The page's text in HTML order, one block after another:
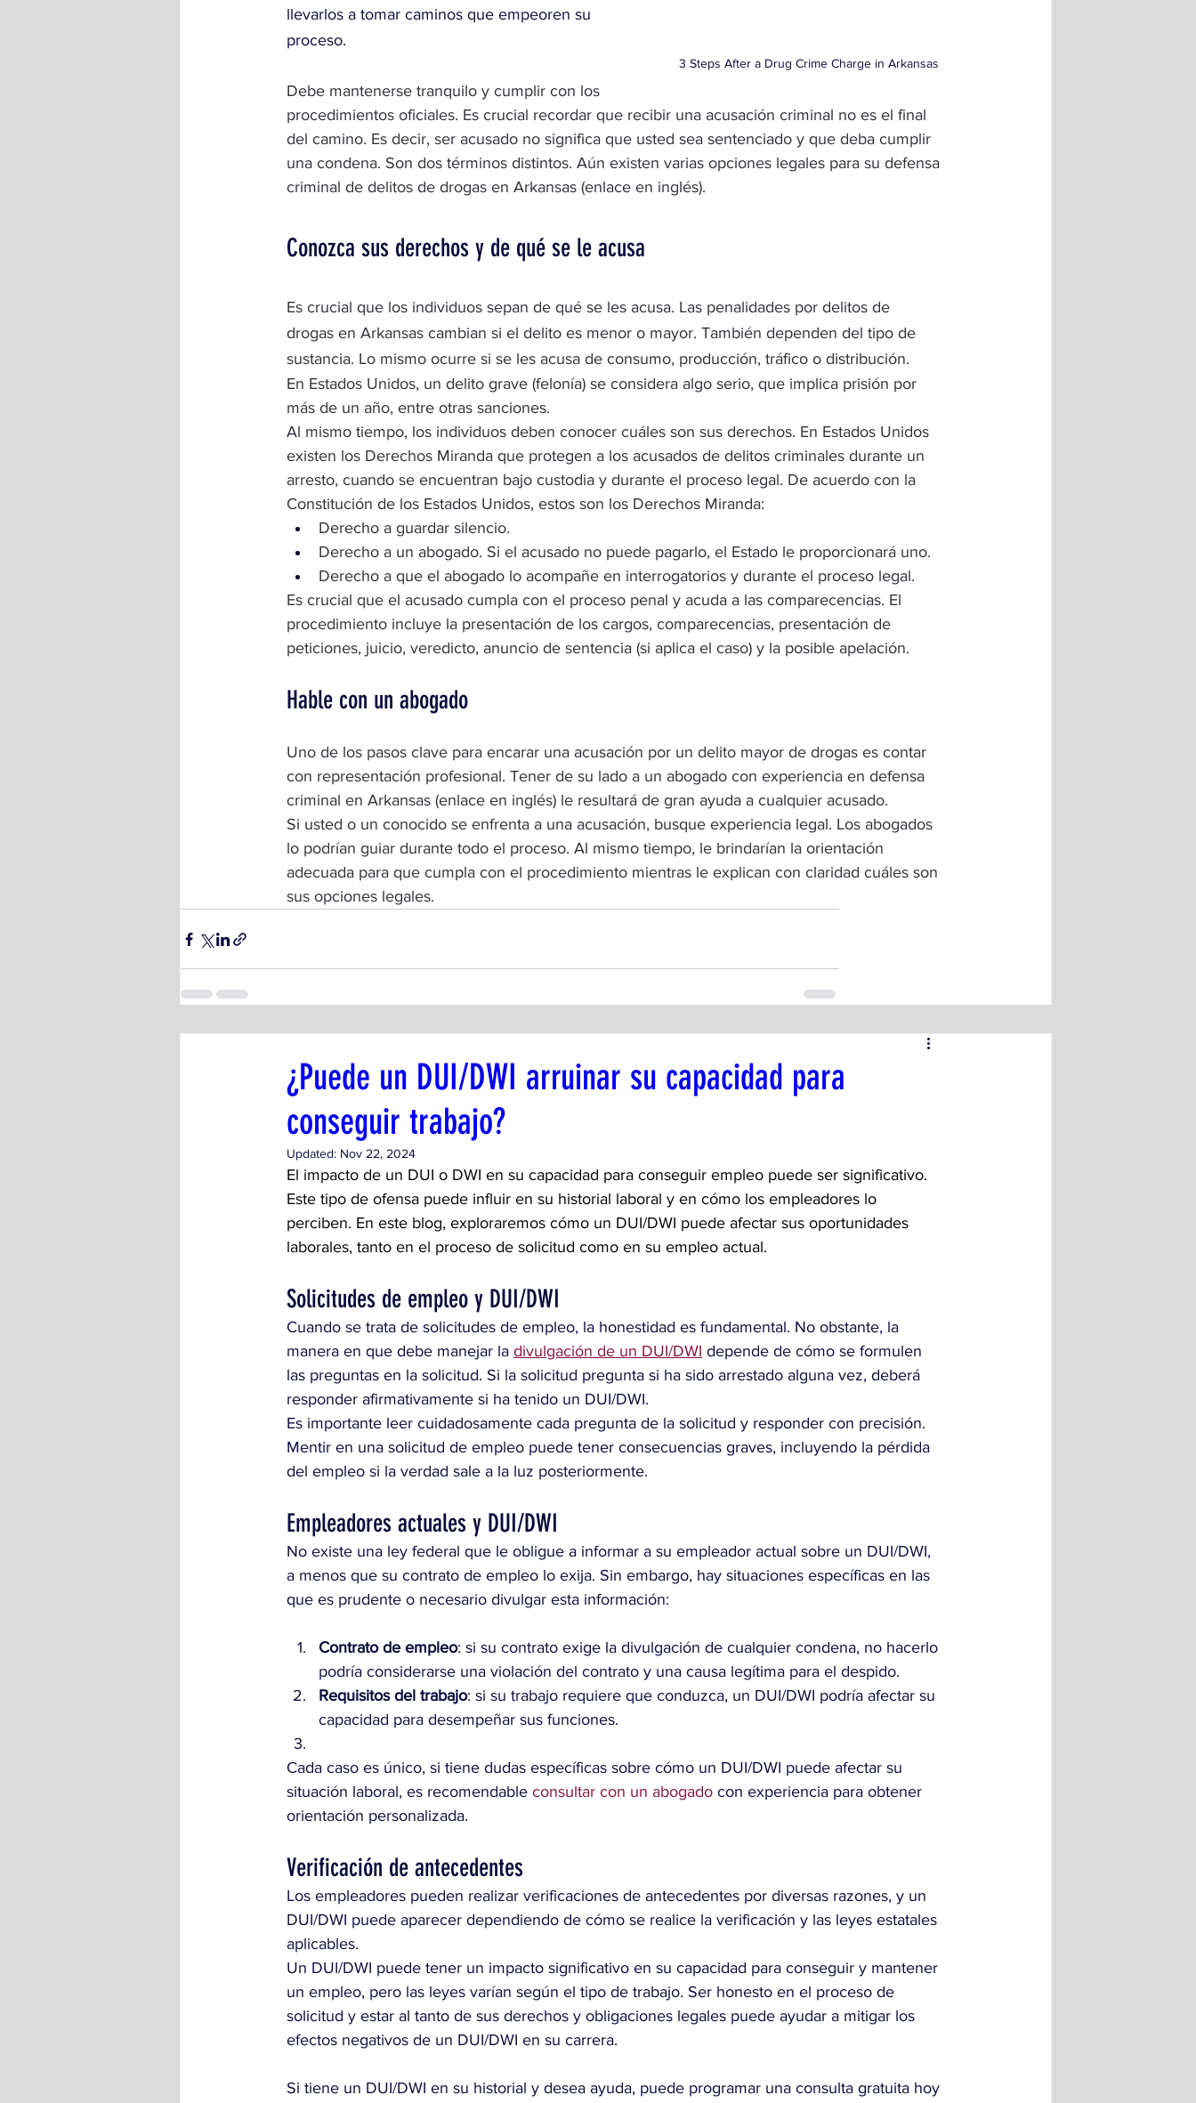
3 Steps After a Drug Crime Charge in Arkansas
llevarlos a tomar caminos que empeoren su
proceso.
Debe mantenerse tranquilo y cumplir con los
procedimientos oficiales. Es crucial recordar que recibir una acusación criminal no es el final
del camino. Es decir, ser acusado no significa que usted sea sentenciado y que deba cumplir
una condena. Son dos términos distintos. Aún existen varias opciones legales para su defensa
criminal de delitos de drogas en Arkansas (enlace en inglés).
Conozca sus derechos y de qué se le acusa
Es crucial que los individuos sepan de qué se les acusa. Las penalidades por delitos de
drogas en Arkansas cambian si el delito es menor o mayor. También dependen del tipo de
sustancia. Lo mismo ocurre si se les acusa de consumo, producción, tráfico o distribución.
En Estados Unidos, un delito grave (felonía) se considera algo serio, que implica prisión por
más de un año, entre otras sanciones.
Al mismo tiempo, los individuos deben conocer cuáles son sus derechos. En Estados Unidos
existen los Derechos Miranda que protegen a los acusados de delitos criminales durante un
arresto, cuando se encuentran bajo custodia y durante el proceso legal. De acuerdo con la
Constitución de los Estados Unidos, estos son los Derechos Miranda:
Derecho a guardar silencio.
Derecho a un abogado. Si el acusado no puede pagarlo, el Estado le proporcionará uno.
Derecho a que el abogado lo acompañe en interrogatorios y durante el proceso legal.
Es crucial que el acusado cumpla con el proceso penal y acuda a las comparecencias. El
procedimiento incluye la presentación de los cargos, comparecencias, presentación de
peticiones, juicio, veredicto, anuncio de sentencia (si aplica el caso) y la posible apelación.
Hable con un abogado
Uno de los pasos clave para encarar una acusación por un delito mayor de drogas es contar
con representación profesional. Tener de su lado a un abogado con experiencia en defensa
criminal en Arkansas (enlace en inglés) le resultará de gran ayuda a cualquier acusado.
Si usted o un conocido se enfrenta a una acusación, busque experiencia legal. Los abogados
lo podrían guiar durante todo el proceso. Al mismo tiempo, le brindarían la orientación
adecuada para que cumpla con el procedimiento mientras le explican con claridad cuáles son
sus opciones legales.
¿Puede un DUI/DWI arruinar su capacidad para
conseguir trabajo?
Updated: Nov 22, 2024
El impacto de un DUI o DWI en su capacidad para conseguir empleo puede ser significativo.
Este tipo de ofensa puede influir en su historial laboral y en cómo los empleadores lo
perciben. En este blog, exploraremos cómo un DUI/DWI puede afectar sus oportunidades
laborales, tanto en el proceso de solicitud como en su empleo actual.
Solicitudes de empleo y DUI/DWI
Cuando se trata de solicitudes de empleo, la honestidad es fundamental. No obstante, la
manera en que debe manejar la divulgación de un DUI/DWI depende de cómo se formulen
las preguntas en la solicitud. Si la solicitud pregunta si ha sido arrestado alguna vez, deberá
responder afirmativamente si ha tenido un DUI/DWI.
Es importante leer cuidadosamente cada pregunta de la solicitud y responder con precisión.
Mentir en una solicitud de empleo puede tener consecuencias graves, incluyendo la pérdida
del empleo si la verdad sale a la luz posteriormente.
Empleadores actuales y DUI/DWI
No existe una ley federal que le obligue a informar a su empleador actual sobre un DUI/DWI,
a menos que su contrato de empleo lo exija. Sin embargo, hay situaciones específicas en las
que es prudente o necesario divulgar esta información:
Contrato de empleo: si su contrato exige la divulgación de cualquier condena, no hacerlo
podría considerarse una violación del contrato y una causa legítima para el despido.
Requisitos del trabajo: si su trabajo requiere que conduzca, un DUI/DWI podría afectar su
capacidad para desempeñar sus funciones.
Cada caso es único, si tiene dudas específicas sobre cómo un DUI/DWI puede afectar su
situación laboral, es recomendable consultar con un abogado con experiencia para obtener
orientación personalizada.
Verificación de antecedentes
Los empleadores pueden realizar verificaciones de antecedentes por diversas razones, y un
DUI/DWI puede aparecer dependiendo de cómo se realice la verificación y las leyes estatales
aplicables.
Un DUI/DWI puede tener un impacto significativo en su capacidad para conseguir y mantener
un empleo, pero las leyes varían según el tipo de trabajo. Ser honesto en el proceso de
solicitud y estar al tanto de sus derechos y obligaciones legales puede ayudar a mitigar los
efectos negativos de un DUI/DWI en su carrera.
Si tiene un DUI/DWI en su historial y desea ayuda, puede programar una consulta gratuita hoy